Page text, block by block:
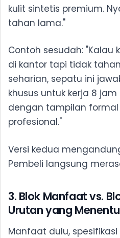
kulit sintetis premium.
tahan lama."
Contoh sesudah: "Kalau
di kantor tapi tidak
seharian, sepatu ini
khusus untuk kerja 8
dengan tampilan
profesional."
Versi kedua
Pembeli langsung
3. Blok Manfaat vs.
Urutan yang
Manfaat dulu,